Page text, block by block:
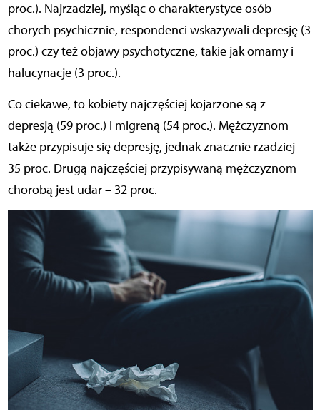
proc.). Najrzadziej, myśląc o charakterystyce osób
chorych psychicznie, respondenci wskazywali depresję (3
proc.) czy też objawy psychotyczne, takie jak omamy i
halucynacje (3 proc.).
Co ciekawe, to kobiety najczęściej kojarzone są z
depresją (59 proc.) i migreną (54 proc.). Mężczyznom
także przypisuje się depresję, jednak znacznie rzadziej –
35 proc. Drugą najczęściej przypisywaną mężczyznom
chorobą jest udar – 32 proc.